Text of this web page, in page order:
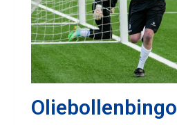
Oliebollenbingo